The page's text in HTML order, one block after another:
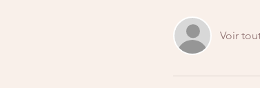
Voir